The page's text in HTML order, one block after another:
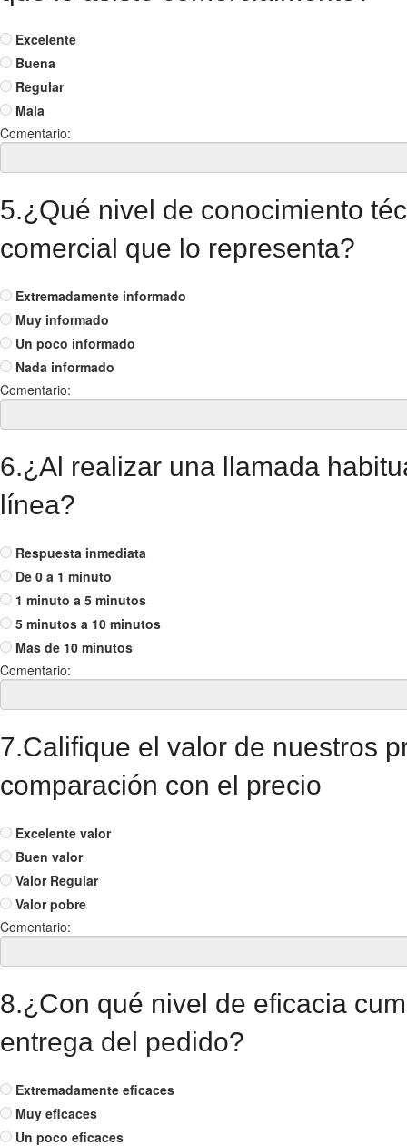
Excelente
Buena
Regular
Mala
Comentario:
5.¿Qué nivel de conocimiento
comercial que lo representa?
Extremadamente informado
Muy informado
Un poco informado
Nada informado
Comentario:
6.¿Al realizar una llamada
línea?
Respuesta inmediata
De 0 a 1 minuto
1 minuto a 5 minutos
5 minutos a 10 minutos
Mas de 10 minutos
Comentario:
7.Califique el valor de nuestros
comparación con el precio
Excelente valor
Buen valor
Valor Regular
Valor pobre
Comentario:
8.¿Con qué nivel de eficacia
entrega del pedido?
Extremadamente eficaces
Muy eficaces
Un poco eficaces